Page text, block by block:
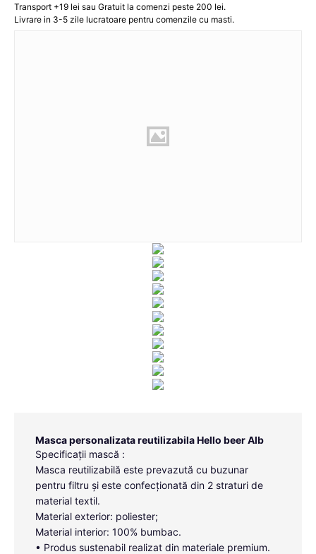
Transport +19 lei sau Gratuit la comenzi peste 200 lei.
Livrare in 3-5 zile lucratoare pentru comenzile cu masti.
Masca personalizata reutilizabila Hello beer Alb
Specificații mască :
Masca reutilizabilă este prevazută cu buzunar
pentru filtru și este confecționată din 2 straturi de
material textil.
Material exterior: poliester;
Material interior: 100% bumbac.
• Produs sustenabil realizat din materiale premium.